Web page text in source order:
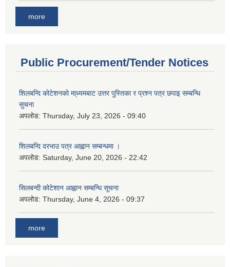
more
Public Procurement/Tender Notices
शिलबन्दि कोटेशनको मा्ध्यमबाट उत्तर पुस्तिका र प्रश्न पत्र छपाइ सम्बन्धि
सुचना
अपलोड: Thursday, July 23, 2026 - 09:40
शिलबन्दि दरभाउ पत्र आह्वान सम्बन्धमा ।
अपलोड: Saturday, June 20, 2026 - 22:42
सिलबन्दी कोटेशान आह्वान सम्बन्धि सूचना
अपलोड: Thursday, June 4, 2026 - 09:37
more